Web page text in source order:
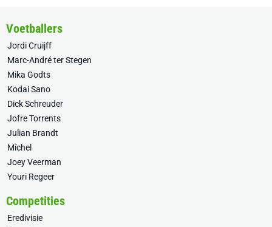
Voetballers
Jordi Cruijff
Marc-André ter Stegen
Mika Godts
Kodai Sano
Dick Schreuder
Jofre Torrents
Julian Brandt
Míchel
Joey Veerman
Youri Regeer
Competities
Eredivisie